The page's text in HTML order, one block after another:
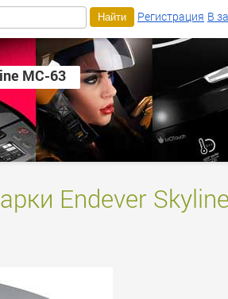
Endever
MC-63
Регистрация В